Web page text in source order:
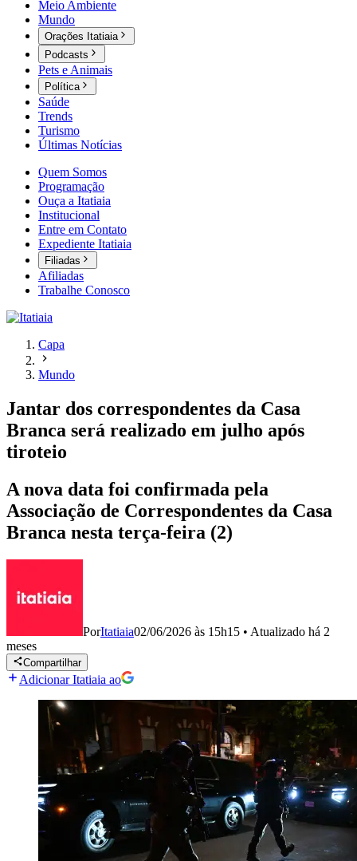
Meio Ambiente
Mundo
Orações Itatiaia
Podcasts
Pets e Animais
Política
Saúde
Trends
Turismo
Últimas Notícias
Quem Somos
Programação
Ouça a Itatiaia
Institucional
Entre em Contato
Expediente Itatiaia
Filiadas
Afiliadas
Trabalhe Conosco
Capa
Mundo
Jantar dos correspondentes da Casa
Branca será realizado em julho após
tiroteio
A nova data foi confirmada pela
Associação de Correspondentes da Casa
Branca nesta terça-feira (2)
PorItatiaia02/06/2026 às 15h15 • Atualizado há 2
meses
Compartilhar
Adicionar Itatiaia ao